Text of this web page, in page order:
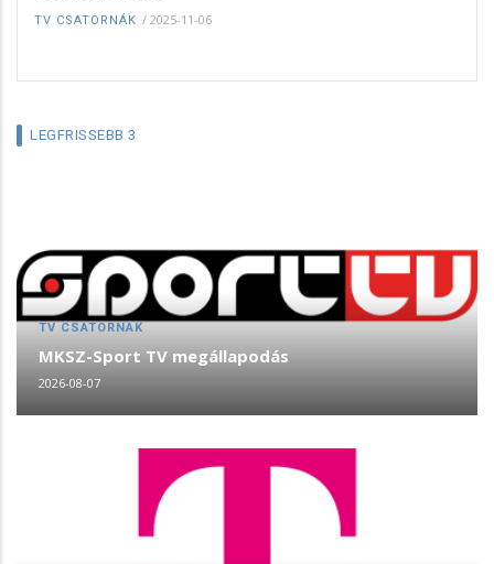
TV CSATORNÁK / 2025-11-06
LEGFRISSEBB 3
TV CSATORNÁK
MKSZ-Sport TV megállapodás
2026-08-07